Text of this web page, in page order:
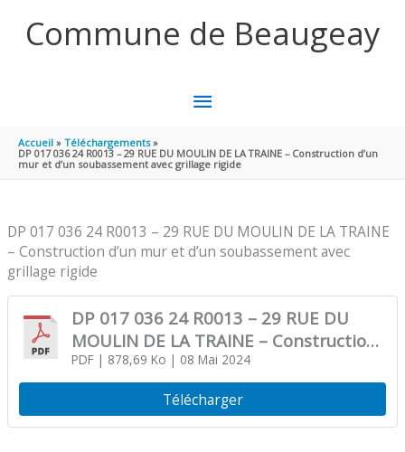
Commune de Beaugeay
MENU
PRINCIPAL
Accueil
Téléchargements
DP 017 036 24 R0013 – 29 RUE DU MOULIN DE LA TRAINE – Construction d’un
mur et d’un soubassement avec grillage rigide
DP 017 036 24 R0013 – 29 RUE DU MOULIN DE LA TRAINE
– Construction d’un mur et d’un soubassement avec
grillage rigide
DP 017 036 24 R0013 – 29 RUE DU
MOULIN DE LA TRAINE – Construction
d’un mur et d’un soubassement avec
grillage rigide
PDF| 878,69 Ko | 08 Mai 2024
Télécharger